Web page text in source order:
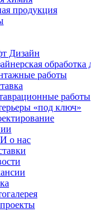
продукция
Дизайн
обработка
работы
работы
«под ключ»
о нас